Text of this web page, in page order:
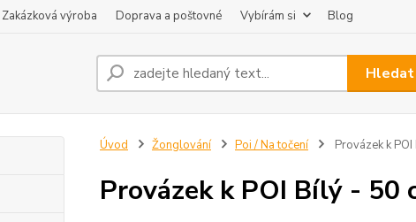
Zakázková výroba Doprava a poštovné Vybírám si Blog
Hledat
Úvod Žonglování Poi / Na točení Provázek k
Provázek k POI Bílý - 50